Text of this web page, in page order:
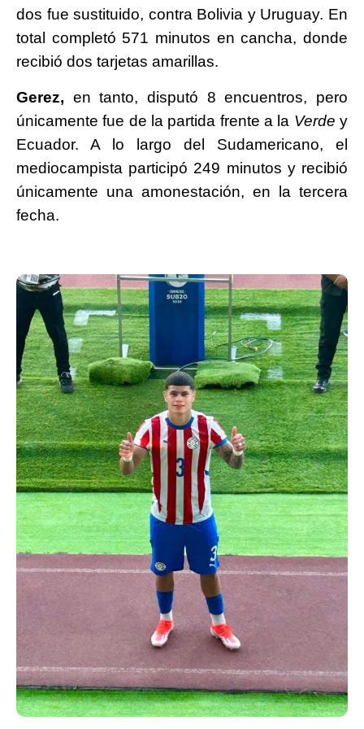
dos fue sustituido, contra Bolivia y Uruguay. En
total completó 571 minutos en cancha, donde
recibió dos tarjetas amarillas.
Gerez, en tanto, disputó 8 encuentros, pero
únicamente fue de la partida frente a la Verde y
Ecuador. A lo largo del Sudamericano, el
mediocampista participó 249 minutos y recibió
únicamente una amonestación, en la tercera
fecha.